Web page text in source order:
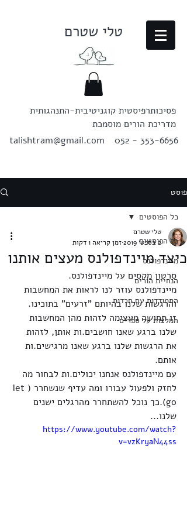
טלי שטרם
פסיכותרפיסטית קוגניטיבית-התנהגותית
מדריכת הורים מוסמכת
talishtram@gmail.com
052 - 353-6656
פוסט
כל הפוסטים
מיינדפולנס
הנחיית הורים
התמודדות עם חרדות
המלצות על ספרים
כל הפוסטים
כיצד מיינדפולנס מעצים אותנו
טלי שטרם
2 בספט׳ 2019
זמן קריאה 1 דקות
סרטון מקסים על מיינדפולנס.
מיינדפולנס עוזר לנו לראות את המחשבות
והרגשות שלנו בהיותם "זרעים" בתוכינו.
זו תחושה מעצימה לזהות מהן המחשבות
שלנו ברגע שאנו חושבים.ות אותן, לזהות
את הרגשות שלנו ברגע שאנו מרגישים.ות
אותם.
עם מיינדפולנס אנחנו יכולים.ות לבחור מה
לחזק ולפעול עבורו ומה עדיף שנשחרר (let
go).כך נוכל להשתחרר מהרגלים ישנים
שלנו...
https://www.youtube.com/watch?
v=vzKryaN44ss